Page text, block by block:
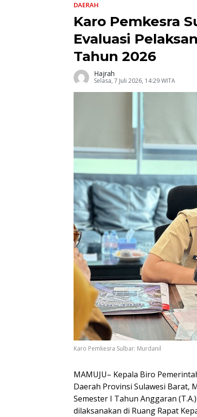
DAERAH
Karo Pemkesra
Evaluasi
Tahun 2026
Hajrah
Selasa, 7 Juli 2026, 14:29 WITA
Karo Pemkesra Sulbar: Murdanil
MAMUJU– Kepala Biro
Daerah Provinsi Sulawesi Barat,
Semester I Tahun Anggaran
dilaksanakan di Ruang Rapat